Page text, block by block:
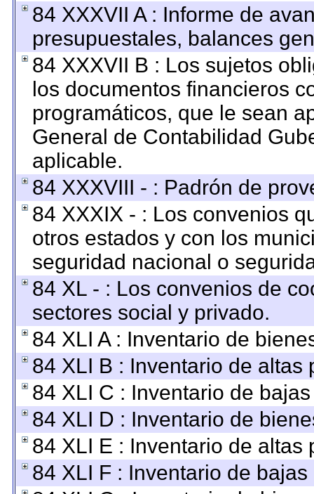
84 XXXVII A : Informe de
presupuestales, balances
84 XXXVII B : Los sujetos
los documentos financieros
programáticos, que le sean
General de Contabilidad
aplicable.
84 XXXVIII - : Padrón de
84 XXXIX - : Los convenios
otros estados y con los
seguridad nacional o
84 XL - : Los convenios de
sectores social y privado.
84 XLI A : Inventario de
84 XLI B : Inventario de
84 XLI C : Inventario de
84 XLI D : Inventario de
84 XLI E : Inventario de
84 XLI F : Inventario de